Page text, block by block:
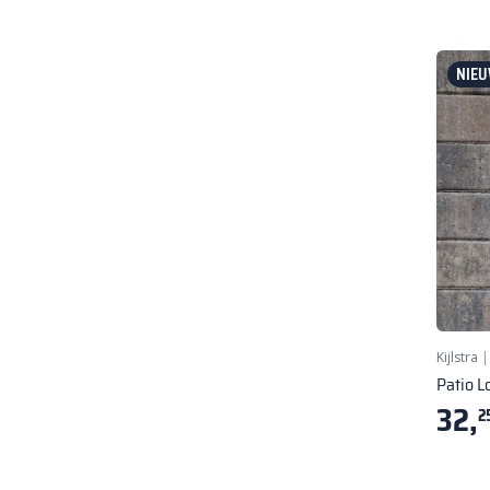
Kijlstra |
Patio
32,